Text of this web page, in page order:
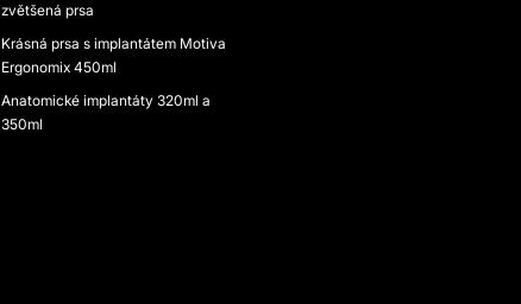
zvětšená prsa
Krásná prsa s implantátem Motiva
Ergonomix 450ml
Anatomické implantáty 320ml a
350ml